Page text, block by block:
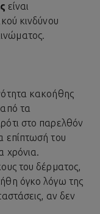
είναι
κινδύνου
κακοήθης
τα
στο παρελθόν
επίπτωσή του
χρόνια.
του δέρματος,
όγκο λόγω της
αν δεν